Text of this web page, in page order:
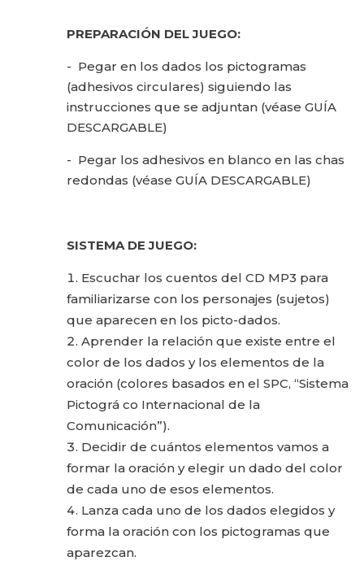
PREPARACIÓN DEL JUEGO:
- Pegar en los dados los pictogramas
(adhesivos circulares) siguiendo las
instrucciones que se adjuntan (véase GUÍA
DESCARGABLE)
- Pegar los adhesivos en blanco en las chas
redondas (véase GUÍA DESCARGABLE)
SISTEMA DE JUEGO:
Escuchar los cuentos del CD MP3 para
familiarizarse con los personajes (sujetos)
que aparecen en los picto-dados.
Aprender la relación que existe entre el
color de los dados y los elementos de la
oración (colores basados en el SPC, “Sistema
Pictográ co Internacional de la
Comunicación”).
Decidir de cuántos elementos vamos a
formar la oración y elegir un dado del color
de cada uno de esos elementos.
Lanza cada uno de los dados elegidos y
forma la oración con los pictogramas que
aparezcan.